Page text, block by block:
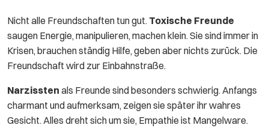
Nicht alle Freundschaften tun gut. Toxische Freunde
saugen Energie, manipulieren, machen klein. Sie sind immer in
Krisen, brauchen ständig Hilfe, geben aber nichts zurück. Die
Freundschaft wird zur Einbahnstraße.
Narzissten als Freunde sind besonders schwierig. Anfangs
charmant und aufmerksam, zeigen sie später ihr wahres
Gesicht. Alles dreht sich um sie, Empathie ist Mangelware.